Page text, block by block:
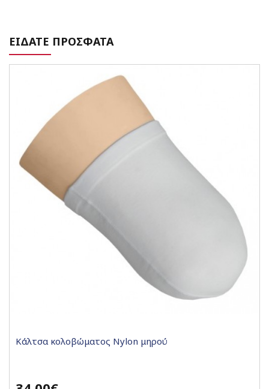
ΕΙΔΑΤΕ ΠΡΟΣΦΑΤΑ
Κάλτσα κολοβώματος Nylon μηρού